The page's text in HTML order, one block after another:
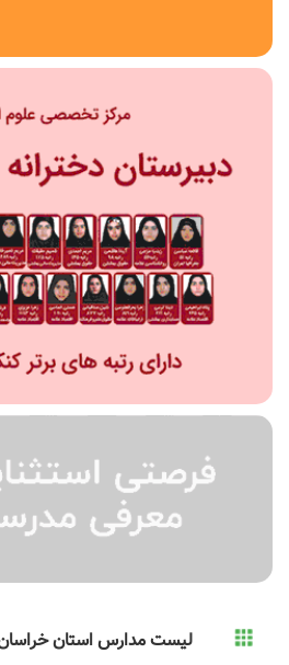
منطقه
مقطع تحصیلی
دوره اول متوسطه
دوره دوم متوسطه- فنی
دوره دوم متوسطه- نظری
پیش دبستانی
لیست مدارس استان